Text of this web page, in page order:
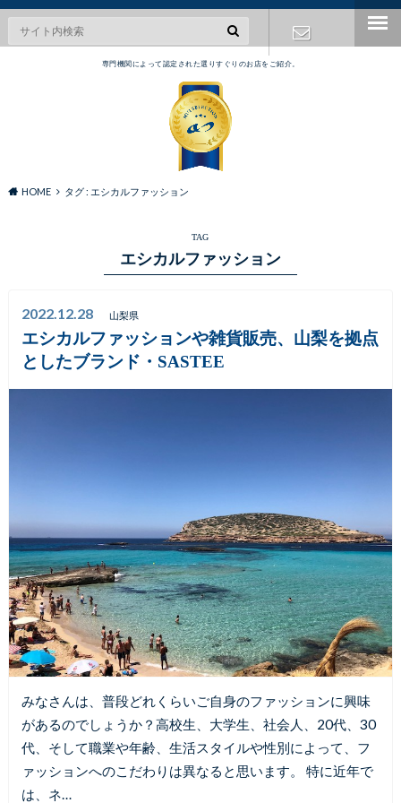
専門機関によって認定された選りすぐりのお店をご紹介。
HOME タグ : エシカルファッション
TAG
エシカルファッション
2022.12.28 山梨県
エシカルファッションや雑貨販売、山梨を拠点
としたブランド・SASTEE
みなさんは、普段どれくらいご自身のファッションに興味
があるのでしょうか？高校生、大学生、社会人、20代、30
代、そして職業や年齢、生活スタイルや性別によって、フ
ァッションへのこだわりは異なると思います。 特に近年で
は、ネ…